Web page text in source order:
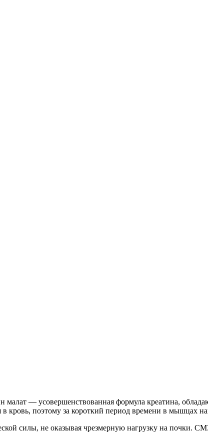
малат — усовершенствованная формула креатина,
кровь, поэтому за короткий период времени в мышцах
силы, не оказывая чрезмерную нагрузку на почки.